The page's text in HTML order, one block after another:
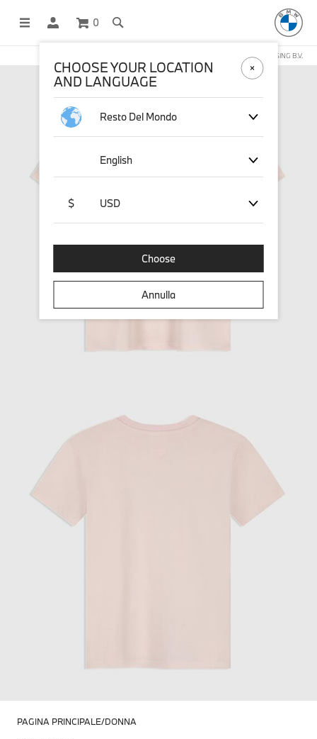
0
NEGOZIO ONLINE GESTITO DA STICHD SPORTMERCHANDISING B.V.
PAGINA PRINCIPALE DONNA
CHOOSE YOUR LOCATION
AND LANGUAGE
Resto Del Mondo
English
$ USD
Choose
Annulla